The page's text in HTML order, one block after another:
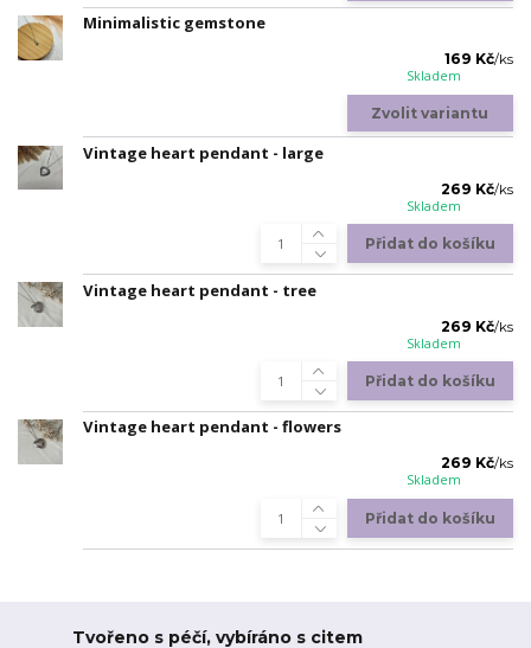
Minimalistic gemstone
169 Kč/ks
Skladem
Zvolit variantu
Vintage heart pendant - large
269 Kč/ks
Skladem
Přidat do košíku
Vintage heart pendant - tree
269 Kč/ks
Skladem
Přidat do košíku
Vintage heart pendant - flowers
269 Kč/ks
Skladem
Přidat do košíku
Tvořeno s péčí, vybíráno s citem